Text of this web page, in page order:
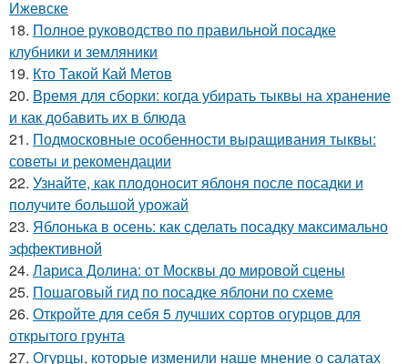
Ижевске
18. Полное руководство по правильной посадке
клубники и земляники
19. Кто Такой Кай Метов
20. Время для сборки: когда убирать тыквы на хранение
и как добавить их в блюда
21. Подмосковные особенности выращивания тыквы:
советы и рекомендации
22. Узнайте, как плодоносит яблоня после посадки и
получите большой урожай
23. Яблонька в осень: как сделать посадку максимально
эффективной
24. Лариса Долина: от Москвы до мировой сцены
25. Пошаговый гид по посадке яблони по схеме
26. Откройте для себя 5 лучших сортов огурцов для
открытого грунта
27. Огурцы, которые изменили наше мнение о салатах